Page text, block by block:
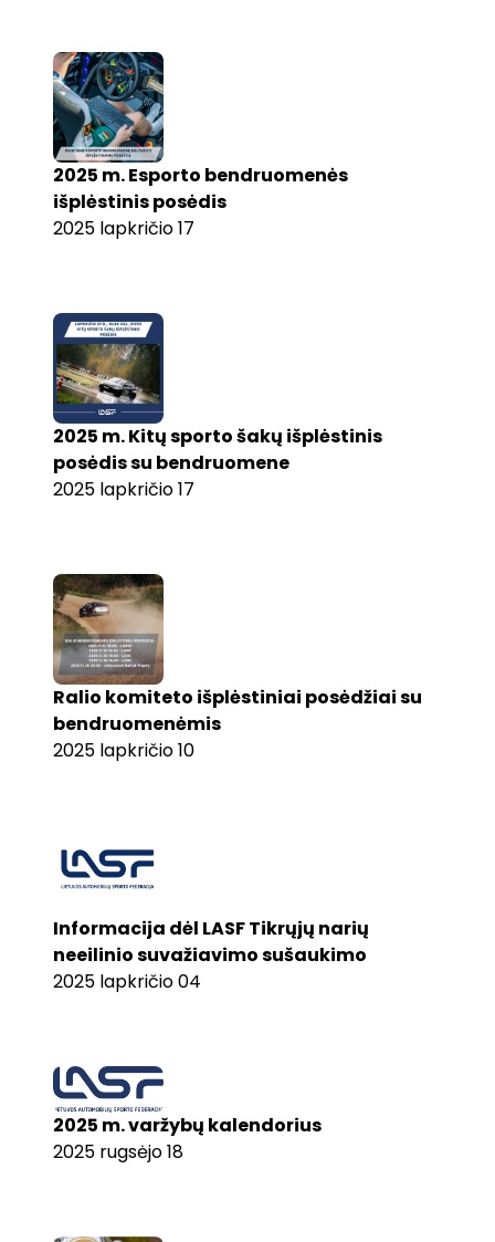
2025 m. Esporto bendruomenės
išplėstinis posėdis
2025 lapkričio 17
2025 m. Kitų sporto šakų išplėstinis
posėdis su bendruomene
2025 lapkričio 17
Ralio komiteto išplėstiniai posėdžiai su
bendruomenėmis
2025 lapkričio 10
Informacija dėl LASF Tikrųjų narių
neeilinio suvažiavimo sušaukimo
2025 lapkričio 04
2025 m. varžybų kalendorius
2025 rugsėjo 18